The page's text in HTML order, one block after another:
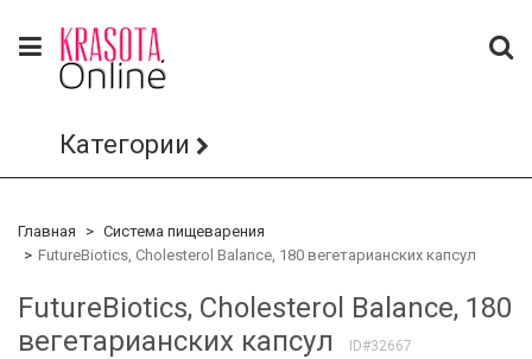
Категории
Главная
Система пищеварения
FutureBiotics, Cholesterol Balance, 180 вегетарианских капсул
FutureBiotics, Cholesterol Balance, 180
вегетарианских капсул
ID#32667